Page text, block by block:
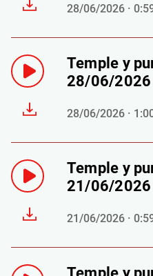
28/06/2026 ·
Temple y
28/06/2026
28/06/2026 ·
Temple y
21/06/2026
21/06/2026 ·